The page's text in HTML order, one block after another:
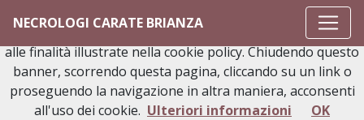
NECROLOGI CARATE BRIANZA
Torna indietro
Questo sito o gli strumenti terzi da questo utilizzati si
avvalgono di cookie necessari al funzionamento ed utili
alle finalità illustrate nella cookie policy. Chiudendo questo
banner, scorrendo questa pagina, cliccando su un link o
proseguendo la navigazione in altra maniera, acconsenti
all'uso dei cookie. Ulteriori informazioni OK